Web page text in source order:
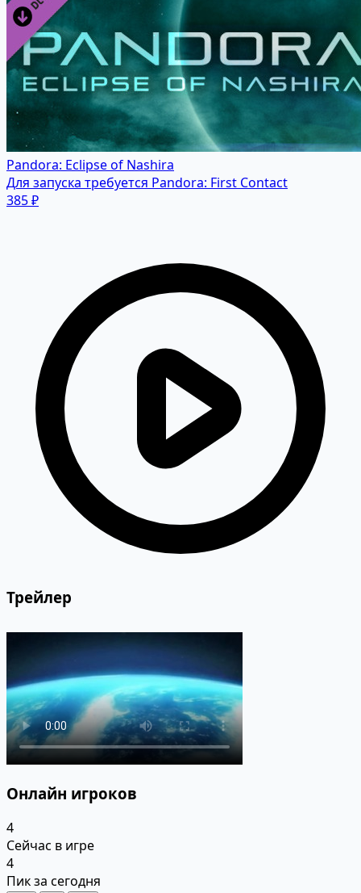
Pandora: Eclipse of Nashira
Для запуска требуется Pandora: First Contact
385 ₽
Трейлер
Онлайн игроков
4
Сейчас в игре
4
Пик за сегодня